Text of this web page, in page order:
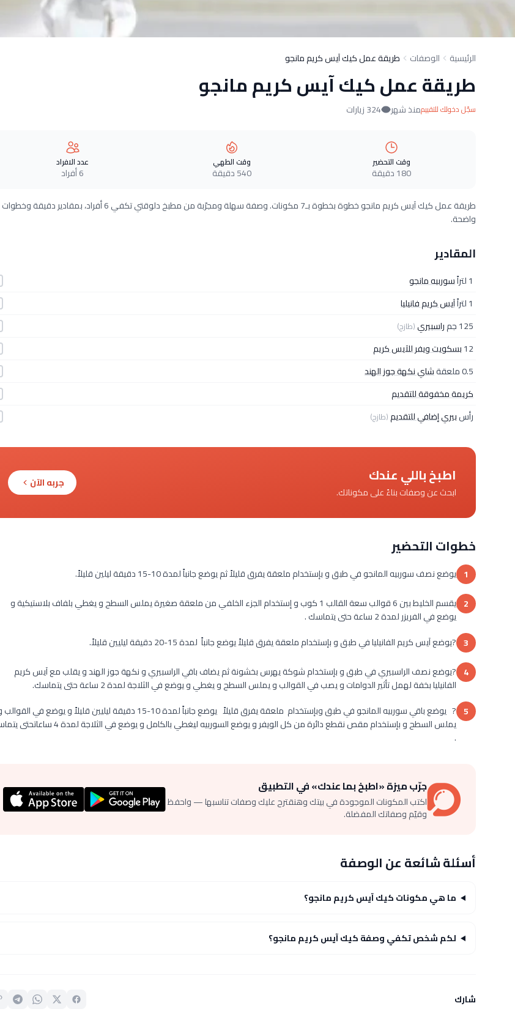
الرئيسية الوصفات طريقة عمل كيك آيس كريم مانجو
طريقة عمل كيك آيس كريم مانجو
سجّل دخولك للتقييممنذ شهر 324 زيارات
وقت التحضير
180 دقيقة
وقت الطهي
540 دقيقة
عدد الافراد
6 أفراد
طريقة عمل كيك آيس كريم مانجو خطوة بخطوة بـ7 مكونات. وصفة سهلة ومجرّبة من مطبخ دلوقتي تكفي 6 أفراد، بمقادير دقيقة وخطوات
واضحة.
المقادير
1 لتراً
سوربيه مانجو
1 لتراً
آيس كريم فانيليا
125 جم
راسبيري(طازج)
12بسكويت ويفر للآيس كريم
0.5 ملعقة
شاي نكهة جوز الهند
كريمة مخفوقة للتقديم
رأسبيري إضافي للتقديم(طازج)
اطبخ باللي عندك
ابحث عن وصفات بناءً على مكوناتك.
جربه الآن
خطوات التحضير
1 يوضع نصف سوربيه المانجو في طبق و بإستخدام ملعقة يفرق قليلاً ثم يوضع جانباً لمدة 10-15 دقيقة ليلين قليلاً.
2
يقسم الخليط بين 6 قوالب سعة القالب 1 كوب و إستخدام الجزء الخلفي من ملعقة صغيرة يملس السطح و يغطي بلفاف بلاستيكية و
يوضع في الفريزر لمدة 2 ساعة حتى يتماسك .
3 ?يوضع آيس كريم الفانيليا في طبق و بإستخدام ملعقة يفرق قليلاً يوضع جانباً لمدة 15-20 دقيقة ليليين قليلاً.
4 ?يوضع نصف الراسبيري في طبق و بإستخدام شوكة يهرس بخشونة ثم يضاف باقي الراسبيري و نكهة جوز الهند و يقلب مع آيس كريم
الفانيليا بخفة لهمل تأثير الدوامات و يصب في القوالب و يملس السطح و يغطي و يوضع في الثلاجة لمدة 2 ساعة حتى يتماسك.
5
? يوضع باقي سوربيه المانجو في طبق وبإستخدام ملعقة يفرق قليلاً يوضع جانباً لمدة 10-15 دقيقة ليليين قليلاً و يوضع في
يملس السطح و بإستخدام مقص نقطع دائرة من كل الويفر و يوضع السوربيه ليغطي بالكامل و يوضع في
.
جرّب ميزة «اطبخ بما عندك» في التطبيق
اكتب المكونات الموجودة في بيتك وهنقترح عليك وصفات تناسبها — واحفظ
وقيّم وصفاتك المفضلة.
أسئلة شائعة عن الوصفة
ما هي مكونات كيك آيس كريم مانجو؟
لكم شخص تكفي وصفة كيك آيس كريم مانجو؟
شارك